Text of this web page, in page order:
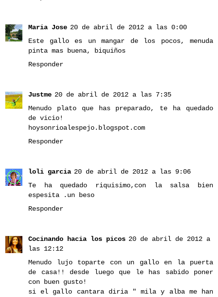
Maria Jose 20 de abril de 2012 a las 0:00
Este gallo es un mangar de los pocos, menuda
pinta mas buena, biquiños
Responder
Justme 20 de abril de 2012 a las 7:35
Menudo plato que has preparado, te ha quedado
de vicio!
hoysonrioalespejo.blogspot.com
Responder
loli garcia 20 de abril de 2012 a las 9:06
Te ha quedado riquisimo,con la salsa bien
espesita .un beso
Responder
Cocinando hacia los picos 20 de abril de 2012 a
las 12:12
Menudo lujo toparte con un gallo en la puerta
de casa!! desde luego que le has sabido poner
con buen gusto!
si el gallo cantara diria " mila y alba me han